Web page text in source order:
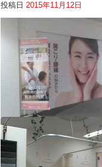
3450
投稿日 2015年11月12日